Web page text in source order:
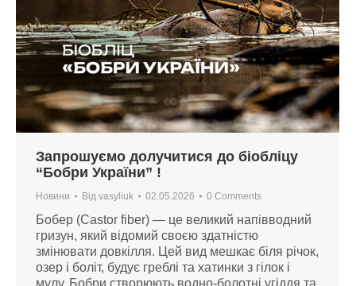
Запрошуємо долучитися до біобліцу
“Бобри України” !
Новини Від vasyliuk 02.05.2026 0 Comments
Бобер (Castor fiber) — це великий напівводний
гризун, який відомий своєю здатністю
змінювати довкілля. Цей вид мешкає біля річок,
озер і боліт, будує греблі та хатинки з гілок і
мулу. Бобри створюють водно-болотні угіддя та